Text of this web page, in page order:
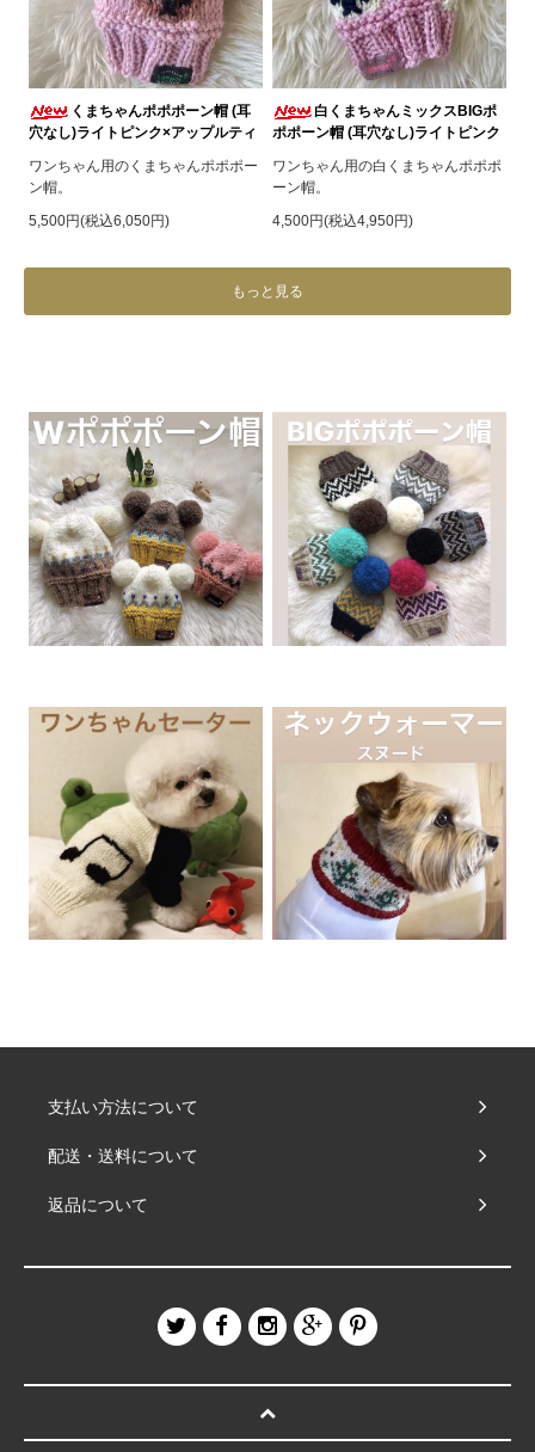
くまちゃんポポポーン帽 (耳
穴なし)ライトピンク×アップルティ
ワンちゃん用のくまちゃんポポポー
ン帽。
5,500円(税込6,050円)
白くまちゃんミックスBIGポ
ポポーン帽 (耳穴なし)ライトピンク
ワンちゃん用の白くまちゃんポポポ
ーン帽。
4,500円(税込4,950円)
もっと見る
支払い方法について
配送・送料について
返品について